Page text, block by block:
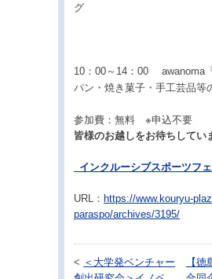
グ
10：00～14：00 awanoma「
パン・焼き菓子・手工芸品等
参加費：無料※申込不要
皆様のお越しをお待ちしてい
_インクルーシブスポーツフ
URL： https://www.kouryu-
paraspo/archives/3195/
< ＜大学発ベンチャー
【徳